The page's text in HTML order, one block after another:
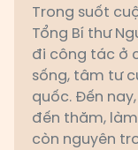
Trong suốt
Tổng Bí thư
đi công tác ở
sống, tâm tư
quốc. Đến
đến thăm,
còn nguyên